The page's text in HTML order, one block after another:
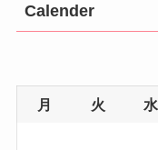
Calender
月 火 水